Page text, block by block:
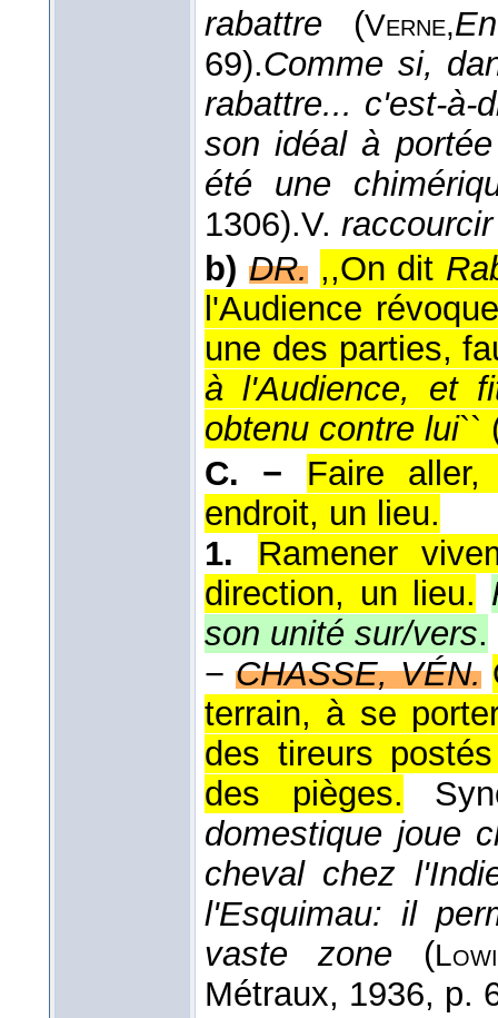
rabattre (Verne,
69).Comme si,
rabattre... c'est-à-
son idéal à
été une
1306).V. raccourcir
b) DR. ,,On dit
l'Audience
une des parties,
à l'Audience, et
obtenu contre lui``
C. −
Faire
endroit, un lieu.
1.
Ramener
direction, un lieu.
son unité sur/vers.
−CHASSE, VÉN.
terrain, à se
des tireurs
des pièges.
domestique joue
cheval chez
l'Esquimau: il
vaste zone (
Métraux, 1936, p.